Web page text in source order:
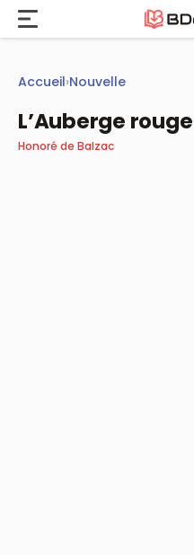
Aller
contenu
Accueil›Nouvelle
L’Auberge rouge
Honoré de Balzac